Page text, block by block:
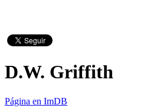
D.W. Griffith
Página en ImDB